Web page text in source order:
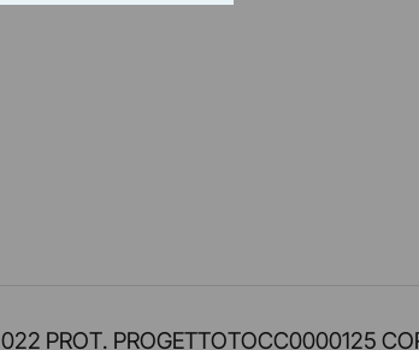
PROT. PROGETTOTOCC0000125